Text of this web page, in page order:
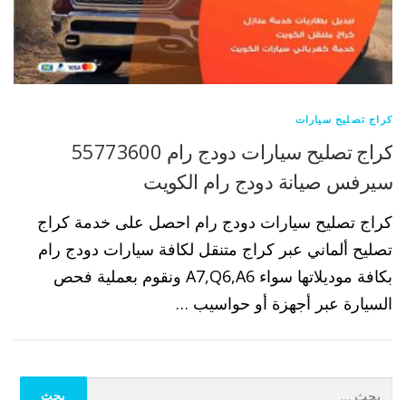
كراج تصليح سيارات
كراج تصليح سيارات دودج رام 55773600
سيرفس صيانة دودج رام الكويت
كراج تصليح سيارات دودج رام احصل على خدمة كراج
تصليح ألماني عبر كراج متنقل لكافة سيارات دودج رام
بكافة موديلاتها سواء A7,Q6,A6 ونقوم بعملية فحص
السيارة عبر أجهزة أو حواسيب …